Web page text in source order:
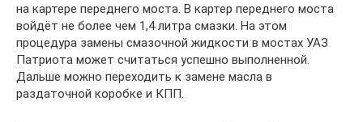
на картере переднего моста. В картер переднего моста
войдёт не более чем 1,4 литра смазки. На этом
процедура замены смазочной жидкости в мостах УАЗ
Патриота может считаться успешно выполненной.
Дальше можно переходить к замене масла в
раздаточной коробке и КПП.